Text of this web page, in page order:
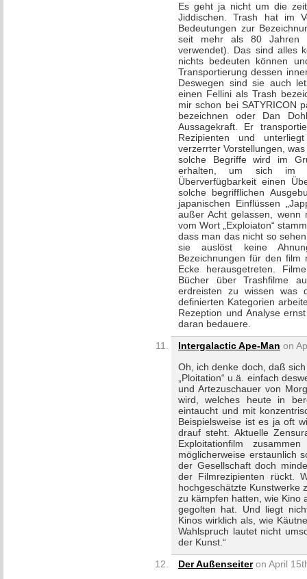
Es geht ja nicht um die
Jiddischen. Trash hat im
Bedeutungen zur
seit mehr als 80 Jahren
verwendet). Das sind alles
nichts bedeuten können
Transportierung dessen
Deswegen sind sie auch
einen Fellini als Trash
mir schon bei SATYRICON
bezeichnen oder Dan
Aussagekraft. Er
Rezipienten und
verzerrter Vorstellungen,
solche Begriffe wird im
erhalten, um sich im
Überverfügbarkeit einen
solche begrifflichen
japanischen Einflüssen
außer Acht gelassen, wenn
vom Wort „Exploiaton“
dass man das nicht so
sie auslöst keine
Bezeichnungen für den
Ecke herausgetreten.
Bücher über Trashfilme
erdreisten zu wissen was
definierten Kategorien
Rezeption und Analyse
daran bedauere.
Intergalactic Ape-Man on
Oh, ich denke doch, daß
„Ploitation“ u.ä. einfach
und Artezuschauer von
wird, welches heute in
eintaucht und mit
Beispielsweise ist es ja oft
drauf steht. Aktuelle
Exploitationfilm
möglicherweise erstaunlich
der Gesellschaft doch
der Filmrezipienten rückt.
hochgeschätzte Kunstwerke
zu kämpfen hatten, wie Kino
gegolten hat. Und liegt
Kinos wirklich als, wie
Wahlspruch lautet nicht
der Kunst.“
Der Außenseiteron April